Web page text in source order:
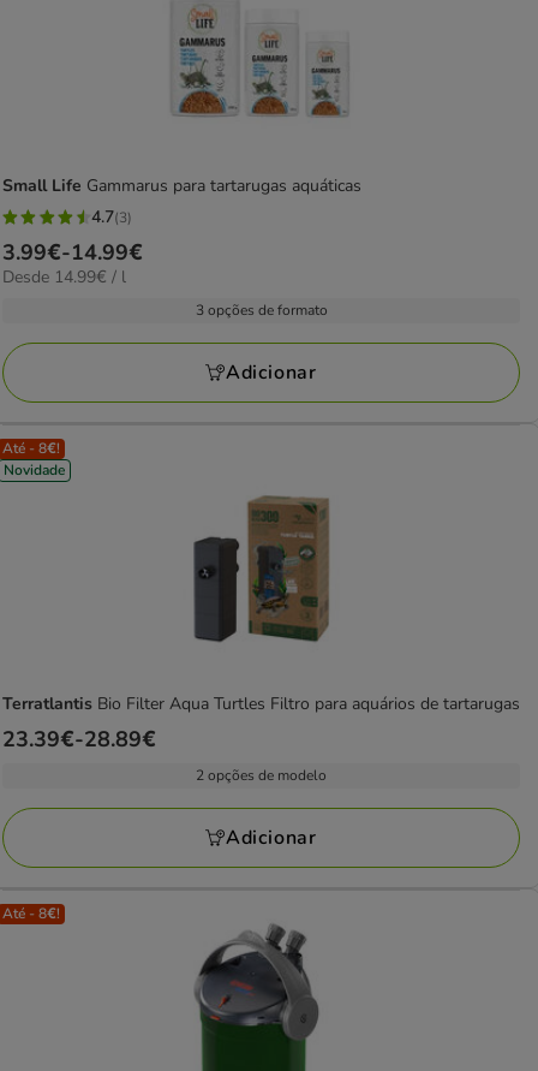
Small Life Gammarus para tartarugas aquáticas
4.7
estrelas
com
avaliações
4.7(3)
Preço
de
14.99€
3.99€-14.99€
14.99€
Desde 14.99€ / l
3 opções de formato
Adicionar
Até - 8€!
Novidade
Terratlantis Bio Filter Aqua Turtles Filtro para aquários de tartarugas
Preço
a
28.89€
23.39€-28.89€
2 opções de modelo
Adicionar
Até - 8€!